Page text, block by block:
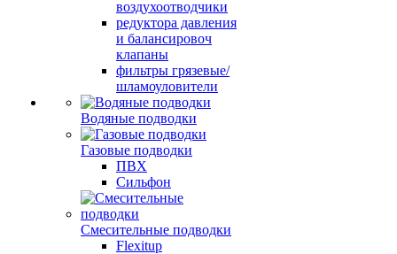
воздухоотводчики
редуктора давления
и балансировоч
клапаны
фильтры грязевые/
шламоуловители
Водяные подводки
Газовые подводки
ПВХ
Сильфон
Смесительные подводки
Flexitup